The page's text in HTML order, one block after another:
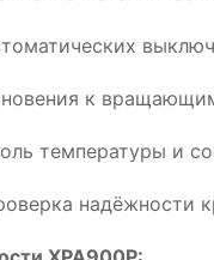
к
температуры и
надёжности